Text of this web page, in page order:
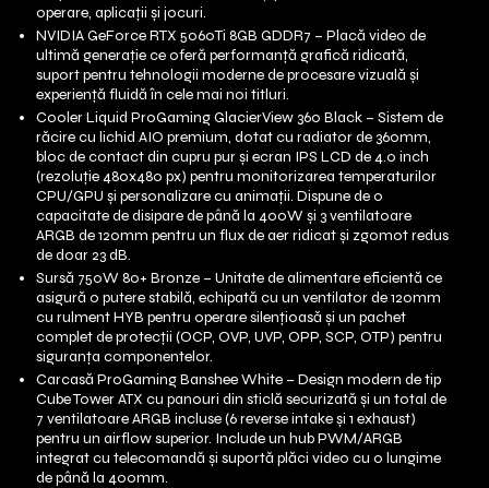
operare, aplicații și jocuri.
NVIDIA GeForce RTX 5060Ti 8GB GDDR7 – Placă video de
ultimă generație ce oferă performanță grafică ridicată,
suport pentru tehnologii moderne de procesare vizuală și
experiență fluidă în cele mai noi titluri.
Cooler Liquid ProGaming GlacierView 360 Black – Sistem de
răcire cu lichid AIO premium, dotat cu radiator de 360mm,
bloc de contact din cupru pur și ecran IPS LCD de 4.0 inch
(rezoluție 480x480 px) pentru monitorizarea temperaturilor
CPU/GPU și personalizare cu animații. Dispune de o
capacitate de disipare de până la 400W și 3 ventilatoare
ARGB de 120mm pentru un flux de aer ridicat și zgomot redus
de doar 23 dB.
Sursă 750W 80+ Bronze – Unitate de alimentare eficientă ce
asigură o putere stabilă, echipată cu un ventilator de 120mm
cu rulment HYB pentru operare silențioasă și un pachet
complet de protecții (OCP, OVP, UVP, OPP, SCP, OTP) pentru
siguranța componentelor.
Carcasă ProGaming Banshee White – Design modern de tip
Cube Tower ATX cu panouri din sticlă securizată și un total de
7 ventilatoare ARGB incluse (6 reverse intake și 1 exhaust)
pentru un airflow superior. Include un hub PWM/ARGB
integrat cu telecomandă și suportă plăci video cu o lungime
de până la 400mm.